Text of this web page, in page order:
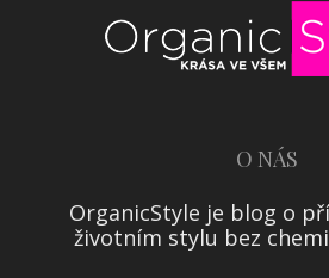
O NÁS
OrganicStyle je blog o
životním stylu bez